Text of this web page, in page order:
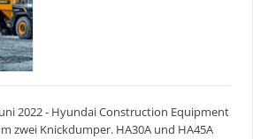
2022 - Hyundai Construction Equipment
zwei Knickdumper. HA30A und HA45A